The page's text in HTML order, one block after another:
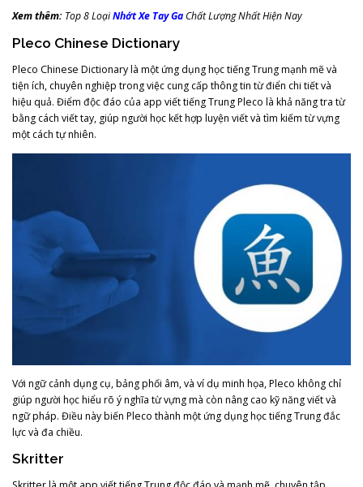
Xem thêm: Top 8 LoạiNhớt Xe Tay Ga Chất Lượng Nhất Hiện Nay
Pleco Chinese Dictionary
Pleco Chinese Dictionary là một ứng dụng học tiếng Trung mạnh mẽ và
tiện ích, chuyên nghiệp trong việc cung cấp thông tin từ điển chi tiết và
hiệu quả. Điểm độc đáo của app viết tiếng Trung Pleco là khả năng tra từ
bằng cách viết tay, giúp người học kết hợp luyện viết và tìm kiếm từ vựng
một cách tự nhiên.
Với ngữ cảnh dụng cụ, bảng phối âm, và ví dụ minh họa, Pleco không chỉ
giúp người học hiểu rõ ý nghĩa từ vựng mà còn nâng cao kỹ năng viết và
ngữ pháp. Điều này biến Pleco thành một ứng dụng học tiếng Trung đắc
lực và đa chiều.
Skritter